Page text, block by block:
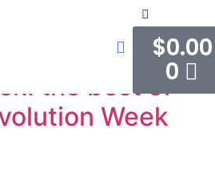
$0.00
0
GNadmin
the best of
Week